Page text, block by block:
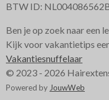
BTW ID:
Ben je op zoek naar een
Kijk voor vakantietips
Vakantiesnuffelaar
© 2023 - 2026
Powered byJouwWeb